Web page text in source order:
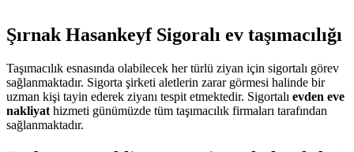
Şırnak Hasankeyf Sigoralı ev taşımacılığı
Taşımacılık esnasında olabilecek her türlü ziyan için sigortalı görev
sağlanmaktadır. Sigorta şirketi aletlerin zarar görmesi halinde bir
uzman kişi tayin ederek ziyanı tespit etmektedir. Sigortalı evden eve
nakliyat hizmeti günümüzde tüm taşımacılık firmaları tarafından
sağlanmaktadır.